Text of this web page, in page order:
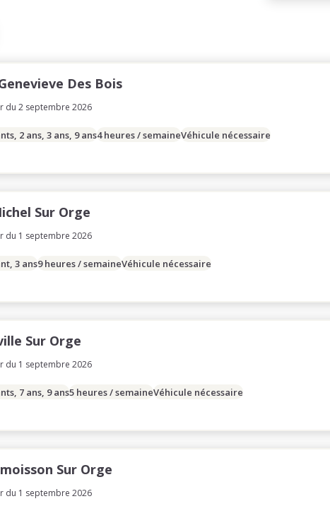
Des Bois
du 2 septembre 2026
2 ans, 3 ans, 9 ans4 heures / semaineVéhicule nécessaire
Sur Orge
du 1 septembre 2026
3 ans9 heures / semaineVéhicule nécessaire
Sur Orge
du 1 septembre 2026
7 ans, 9 ans5 heures / semaineVéhicule nécessaire
Sur Orge
du 1 septembre 2026